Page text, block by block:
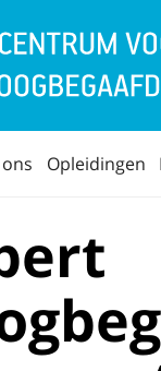
Opleidingen